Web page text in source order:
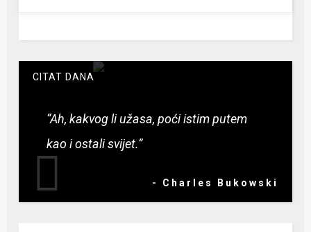
CITAT DANA
“Ah, kakvog li užasa, poći istim putem
kao i ostali svijet.”
- Charles Bukowski